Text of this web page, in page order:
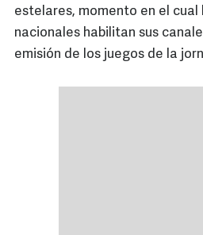
estelares, momento en el
nacionales habilitan sus
emisión de los juegos de la